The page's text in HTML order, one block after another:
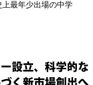
上最年少出場の中学